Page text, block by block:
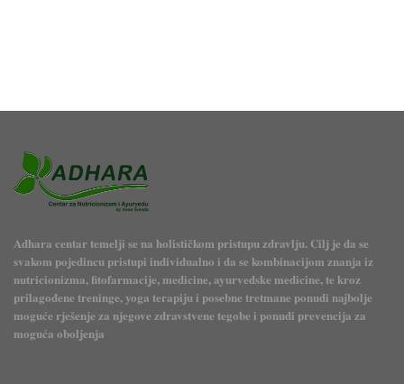
Adhara centar temelji se na holističkom pristupu zdravlju. Cilj je da se
svakom pojedincu pristupi individualno i da se kombinacijom znanja iz
nutricionizma, fitofarmacije, medicine, ayurvedske medicine, te kroz
prilagođene treninge, yoga terapiju i posebne tretmane ponudi najbolje
moguće rješenje za njegove zdravstvene tegobe i ponudi prevencija za
moguća oboljenja